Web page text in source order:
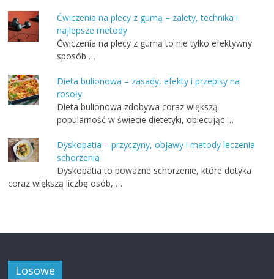
Ćwiczenia na plecy z gumą – zalety, technika i
najlepsze metody
Ćwiczenia na plecy z gumą to nie tylko efektywny
sposób …
Dieta bulionowa – zasady, efekty i przepisy na
rosoły
Dieta bulionowa zdobywa coraz większą
popularność w świecie dietetyki, obiecując …
Dyskopatia – przyczyny, objawy i metody leczenia
schorzenia
Dyskopatia to poważne schorzenie, które dotyka
coraz większą liczbę osób, …
Losowe